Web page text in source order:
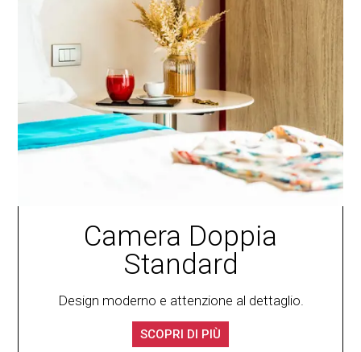
Camera Doppia
Standard
Design moderno e attenzione al dettaglio.
SCOPRI DI PIÙ